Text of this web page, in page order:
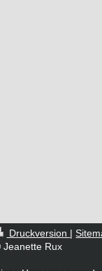
Druckversion |
Jeanette Rux